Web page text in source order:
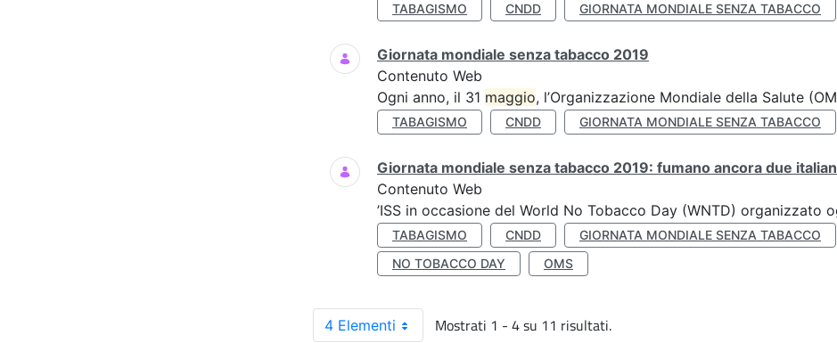
TABAGISMO CNDD GIORNATA MONDIALE SENZA TABACCO
Giornata mondiale senza tabacco 2019
Contenuto Web
Ogni anno, il 31 maggio, l’Organizzazione Mondiale della Salute
TABAGISMO CNDD GIORNATA MONDIALE SENZA TABACCO
Giornata mondiale senza tabacco 2019: fumano ancora due
Contenuto Web
’ISS in occasione del World No Tobacco Day (WNTD) organizzato
TABAGISMO CNDD GIORNATA MONDIALE SENZA TABACCO
NO TOBACCO DAY
OMS
4 Elementi Mostrati 1 - 4 su 11 risultati.